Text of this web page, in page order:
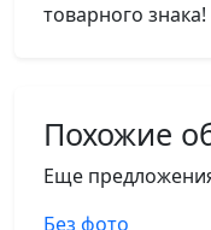
товарного знака!
Похожие
Еще
Без фото